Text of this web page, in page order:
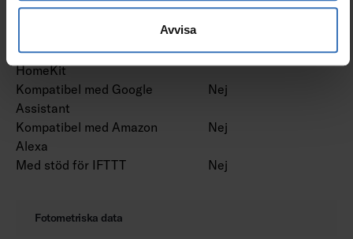
Avvisa
Bluetoothstyrd
Nej
Kompatibel med Casambi
Kompatibel med Apple
HomeKit
Nej
Kompatibel med Google
Assistant
Nej
Kompatibel med Amazon
Alexa
Nej
Med stöd för IFTTT Nej
Fotometriska data